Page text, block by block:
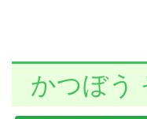
かつぼう